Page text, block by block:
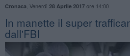
Cronaca Venerdì 28 Aprile 2017ore 14:00
In manette il super
dall'FBI